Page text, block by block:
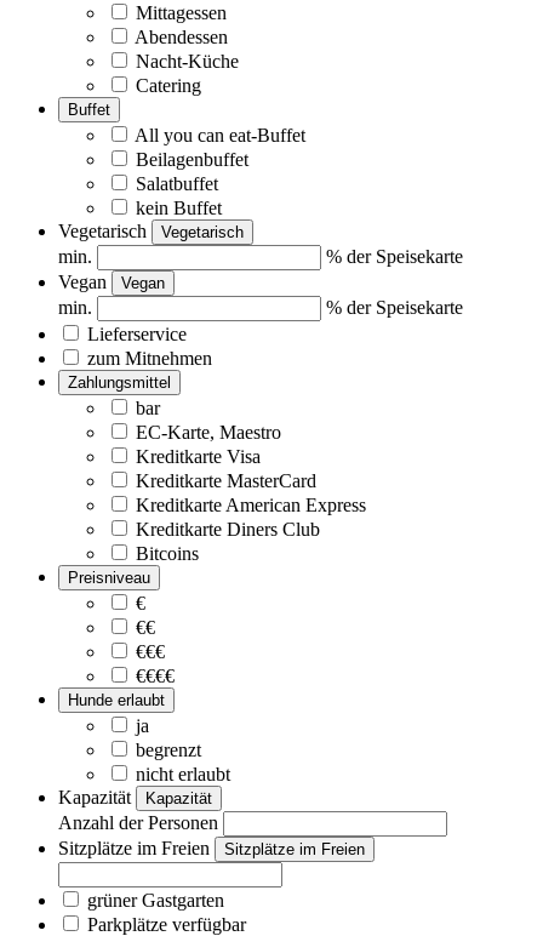
Mittagessen
Abendessen
Nacht-Küche
Catering
Buffet
All you can eat-Buffet
Beilagenbuffet
Salatbuffet
kein Buffet
Vegetarisch
Vegetarisch
min.
% der Speisekarte
Vegan
Vegan
min.
% der Speisekarte
Lieferservice
zum Mitnehmen
Zahlungsmittel
bar
EC-Karte, Maestro
Kreditkarte Visa
Kreditkarte MasterCard
Kreditkarte American Express
Kreditkarte Diners Club
Bitcoins
Preisniveau
€
€€
€€€
€€€€
Hunde erlaubt
ja
begrenzt
nicht erlaubt
Kapazität
Kapazität
Anzahl der Personen
Sitzplätze im Freien
Sitzplätze im Freien
grüner Gastgarten
Parkplätze verfügbar